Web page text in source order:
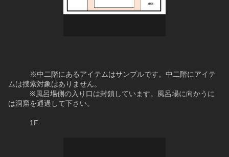
※中二階にあるアイテムはサンプルです。中二階にアイテ
ムは捜索対象はありません。
※風呂場側の入り口は封鎖しています。風呂場に向かうに
は洞窟を通過して下さい。
1F